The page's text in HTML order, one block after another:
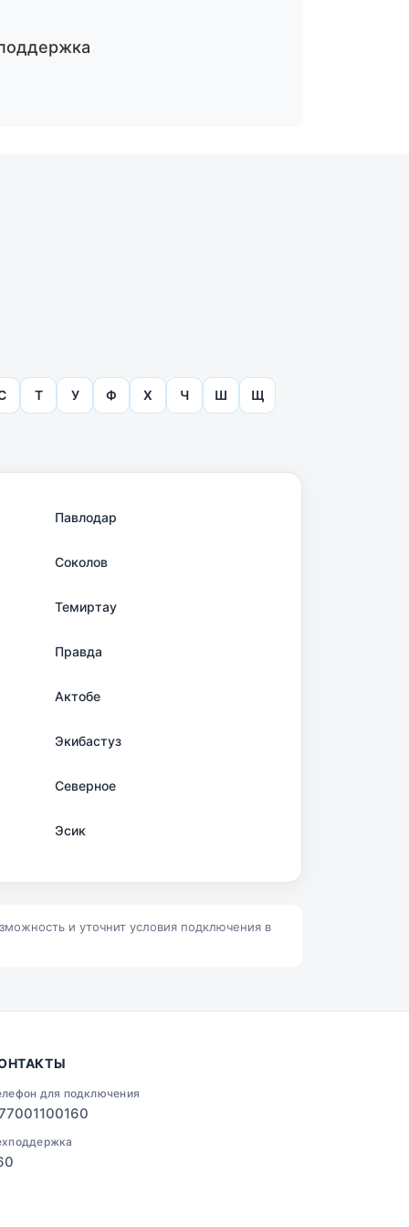
Т У Ф Х Ч Ш Щ
Павлодар
Соколов
Темиртау
Правда
Актобе
Экибастуз
Северное
Эсик
и уточнит условия подключения в
для подключения